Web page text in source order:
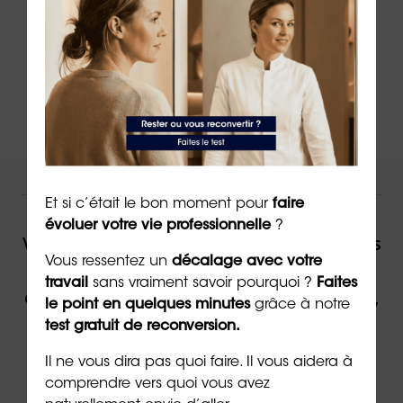
En savoir plus sur l’accompagnement
ORIENTACTION
NOUS VOUS ACCOMPAGNONS !
Vous souhaitez être accompagné(e) dans
votre reconversion ou dans votre
évolution professionnelle par un expert,
contactez ORIENTACTION.
Contacter un(e) conseiller(ère)
Et si c’était le bon moment pour faire
évoluer votre vie professionnelle?
Vous ressentez un décalage avec votre
travail sans vraiment savoir pourquoi ? Faites
le point en quelques minutesgrâce à notre
test gratuit de reconversion.
Il ne vous dira pas quoi faire. Il vous aidera à
comprendre vers quoi vous avez